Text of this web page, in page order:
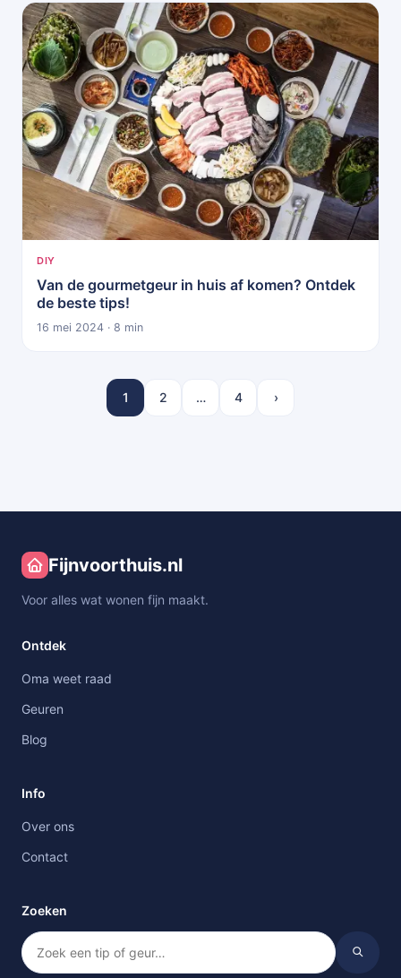
DIY
Van de gourmetgeur in huis af komen? Ontdek
de beste tips!
16 mei 2024 · 8 min
1 2 … 4 ›
Fijnvoorthuis.nl
Voor alles wat wonen fijn maakt.
Ontdek
Oma weet raad
Geuren
Blog
Info
Over ons
Contact
Zoeken